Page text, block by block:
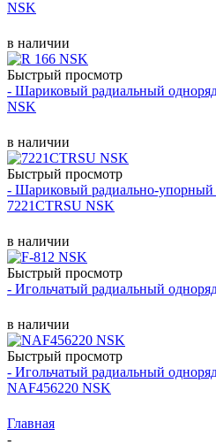
NSK
в наличии
Быстрый просмотр
- Шариковый радиальный
NSK
в наличии
Быстрый просмотр
- Шариковый радиально-
7221CTRSU NSK
в наличии
Быстрый просмотр
- Игольчатый радиальный
в наличии
Быстрый просмотр
- Игольчатый радиальный
NAF456220 NSK
Главная
-